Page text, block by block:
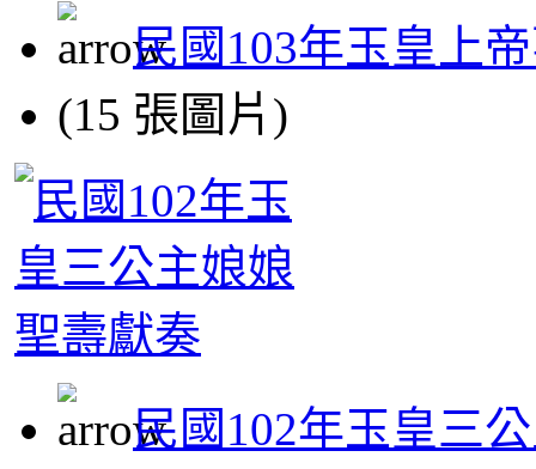
民國103年玉皇上
(15 張圖片)
民國102年玉皇三